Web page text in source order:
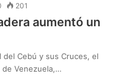
201
aumentó un
del Cebú y sus Cruces, el
de Venezuela,…